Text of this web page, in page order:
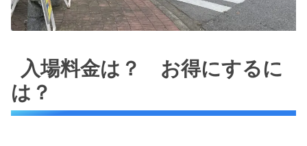
入場料金は？ お得にするに
は？